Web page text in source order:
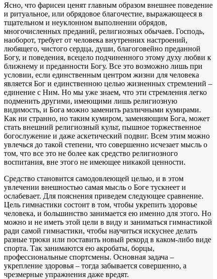
Ясно, что фарисеи ценят главным образом внешнее поведение
и ритуальное, или обрядовое благочестие, выражающееся в
тщательном и неуклонном выполнении обрядов,
многочисленных преданий, религиозных обычаев. Господь,
наоборот, требует от человека внутренних настроений,
любящего, чистого сердца, души, благоговейно преданной
Богу, и поведения, всецело подчиненного этому духу любви к
ближнему и преданности Богу. Все это возможно лишь при
условии, если единственным центром жизни для человека
является Бог и единственною целью жизненных стремлений –
единение с Ним. Но мы уже знаем, что эти стремления легко
подменить другими, имеющими лишь религиозную
видимость, и Бога можно заменить различными кумирами.
Как ни странно, но таким кумиром, заменяющим Бога, может
стать внешний религиозный культ, пышное торжественное
богослужение и даже аскетический подвиг. Всем этим можно
увлечься до такой степени, что совершенно исчезает мысль о
том, что все это не более как средство религиозного
воспитания, вне этого не имеющее никакой ценности.
Средство становится самодовлеющей целью, и в этом
увлечении внешностью самая мысль о Боге тускнеет и
ослабевает. Для пояснения приведем следующее сравнение.
Цель гимнастики состоит в том, чтобы укрепить здоровье
человека, и большинство занимается ею именно для этого. Но
можно и не иметь этой цели в виду и заниматься гимнастикой
ради самой гимнастики, чтобы научиться искуснее делать
разные трюки или поставить новый рекорд в каком-либо виде
спорта. Так занимаются ею акробаты, борцы,
профессиональные спортсмены. Основная задача –
укрепление здоровья – тогда забывается совершенно, а
чрезмерные упражнения даже вредят.